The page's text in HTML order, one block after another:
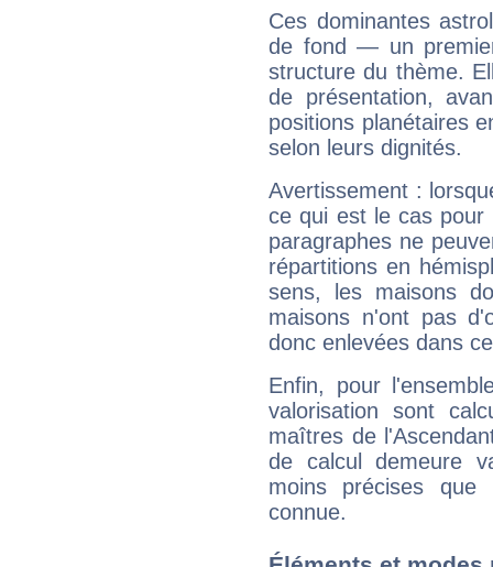
Ces dominantes
de fond — un
structure du thème.
de présentation,
positions planétaires
selon leurs dignités.
Avertissement :
ce qui est le cas pour
paragraphes ne
répartitions en
sens, les maisons
maisons n'ont pas
donc enlevées dans
Enfin, pour
valorisation sont
maîtres de
de calcul demeure
moins précises que
connue.